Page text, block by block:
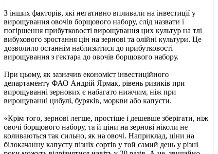
З інших факторів, які негативно впливали на інвестиції у
вирощування овочів борщового набору, слід назвати і
погіршення прибутковості вирощування цих культур на тлі
вибухового зростання цін на зернові та олійні культури. Це
дозволило останнім наблизитися до прибутковості
вирощування з гектара до овочів борщового набору.
При цьому, як зазначив економіст інвестиційного
департаменту ФАО Андрій Ярмак, рівень ризиків при
вирощуванні зернових є набагато нижчим, ніж при
вирощуванні цибулі, буряків, моркви або капусти.
«Крім того, зернові легше, простіше і дешевше зберігати, ніж
овочі борщового набору, та й ціни на зернові ніколи не
коливаються так сильно, як на овочі. Наприклад, ціни на
білокачанну капусту пізніх сортів у той самий день у різні